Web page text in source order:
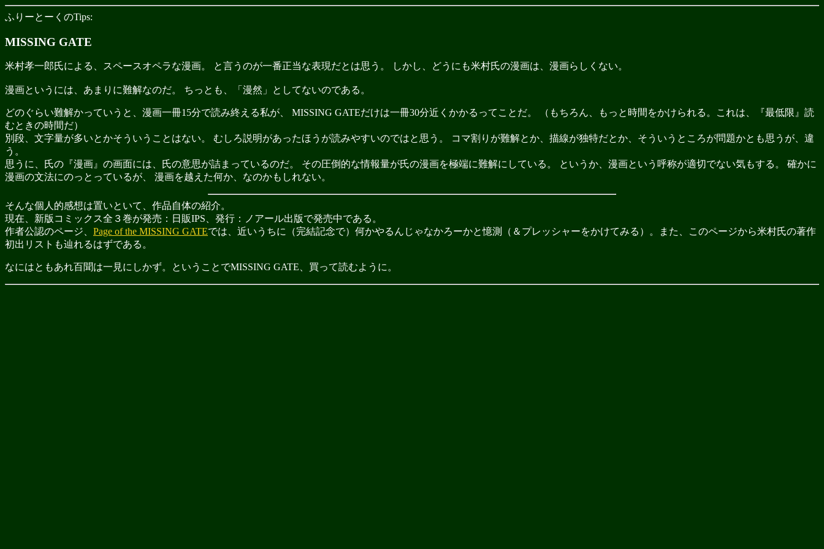
ふりーとーくのTips:
MISSING GATE
米村孝一郎氏による、スペースオペラな漫画。 と言うのが一番正当な表現だとは思う。 しかし、どうにも米村氏の漫画は、漫画らしくない。
漫画というには、あまりに難解なのだ。 ちっとも、「漫然」としてないのである。
どのぐらい難解かっていうと、漫画一冊15分で読み終える私が、 MISSING GATEだけは一冊30分近くかかるってことだ。 （もちろん、もっと時間をかけられる。これは、『最低限』読
むときの時間だ）
別段、文字量が多いとかそういうことはない。 むしろ説明があったほうが読みやすいのではと思う。 コマ割りが難解とか、描線が独特だとか、そういうところが問題かとも思うが、違
う。
思うに、氏の『漫画』の画面には、氏の意思が詰まっているのだ。 その圧倒的な情報量が氏の漫画を極端に難解にしている。 というか、漫画という呼称が適切でない気もする。 確かに
漫画の文法にのっとっているが、 漫画を越えた何か、なのかもしれない。
そんな個人的感想は置いといて、作品自体の紹介。
現在、新版コミックス全３巻が発売：日販IPS、発行：ノアール出版で発売中である。
作者公認のページ、 Page of the MISSING GATEでは、近いうちに（完結記念で）何かやるんじゃなかろーかと憶測（＆プレッシャーをかけてみる）。また、このページから米村氏の著作
初出リストも辿れるはずである。
なにはともあれ百聞は一見にしかず。ということでMISSING GATE、買って読むように。